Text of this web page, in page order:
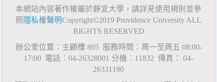
本網站內容著作權屬於靜宜大學，請詳見使用規則並參
照隱私權聲明Copyright©2019 Providence University ALL
RIGHTS RESERVED
辦公室位置：主顧樓 805 服務時間：周一至周五 08:00-
17:00 電話： 04-26328001 分機： 11832 傳真： 04-
26331190